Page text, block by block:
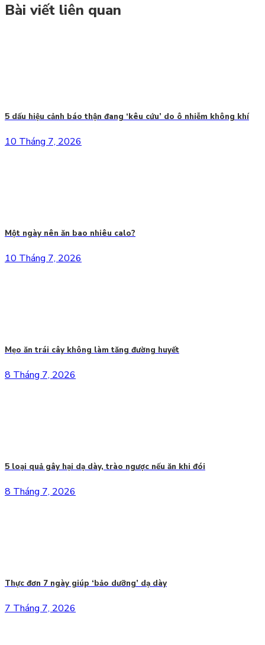
Bài viết liên quan
5 dấu hiệu cảnh báo thận đang ‘kêu cứu’ do ô nhiễm không khí
10 Tháng 7, 2026
Một ngày nên ăn bao nhiêu calo?
10 Tháng 7, 2026
Mẹo ăn trái cây không làm tăng đường huyết
8 Tháng 7, 2026
5 loại quả gây hại dạ dày, trào ngược nếu ăn khi đói
8 Tháng 7, 2026
Thực đơn 7 ngày giúp ‘bảo dưỡng’ dạ dày
7 Tháng 7, 2026